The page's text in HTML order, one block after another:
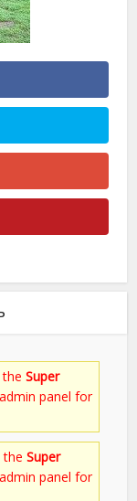
theSuper
panel for
theSuper
panel for